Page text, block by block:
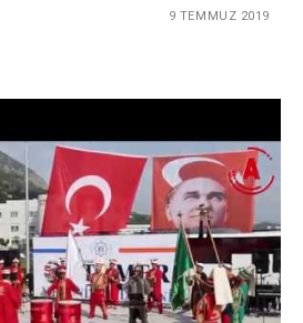
9 TEMMUZ 2019